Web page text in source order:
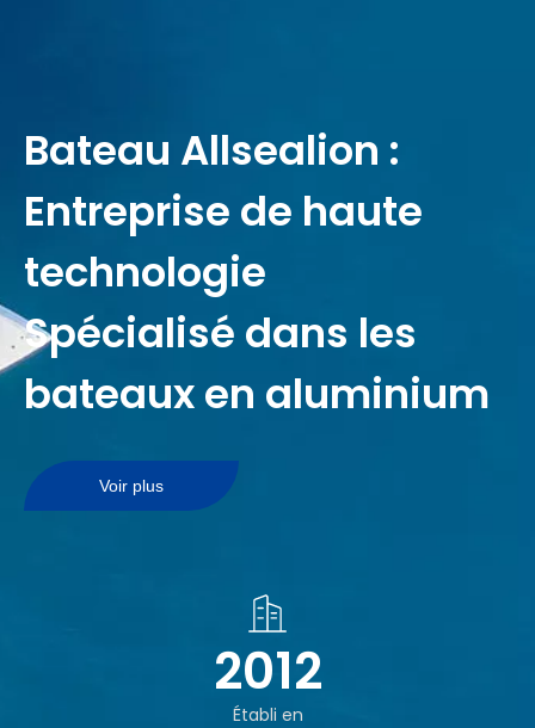
Bateau Allsealion :
Entreprise de haute
technologie
Spécialisé dans les
bateaux en aluminium
Voir plus
2012
Établi en